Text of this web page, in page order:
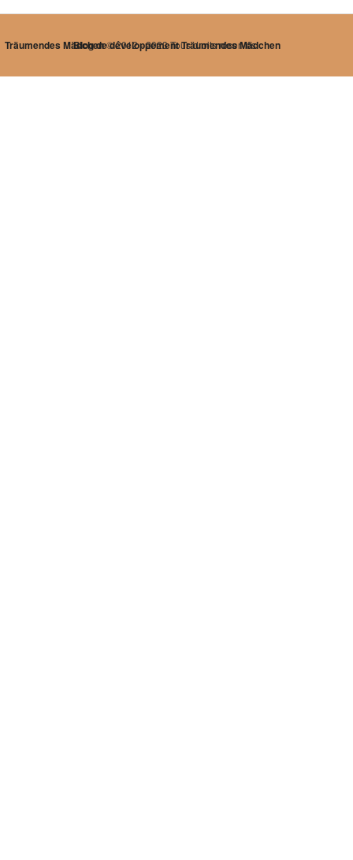
Blog de développement Träumendes Mädchen
Träumendes Mädchen© 2012 - 2023 Tous droits réservés.